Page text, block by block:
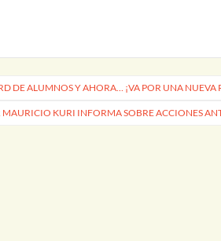
DE ALUMNOS Y AHORA… ¡VA POR UNA
KURI INFORMA SOBRE ACCIONES